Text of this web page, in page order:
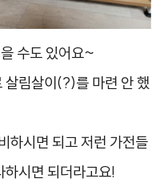
수도 있어요~
살림살이(?)를 마련 안 했
하시면 되고 저런 가전들
시면 되더라고요!